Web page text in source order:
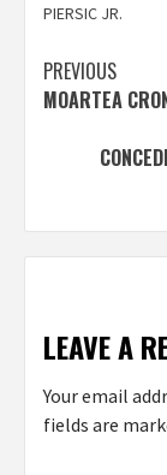
PIERSIC JR.
Post
PREVIOUS
MOARTEA
LEAVE A
Your email
fields are